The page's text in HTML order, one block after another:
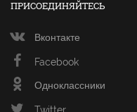
ПРИСОЕДИНЯЙТЕСЬ
Вконтакте
Facebook
Одноклассники